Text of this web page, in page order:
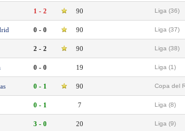
1 - 2 90 Liga (36)
0 - 0 90 Liga (37)
2 - 2 90 Liga (38)
0 - 0 19 Liga (1)
0 - 1 90 Copa del
0 - 1 7 Liga (8)
3 - 0 20 Liga (9)